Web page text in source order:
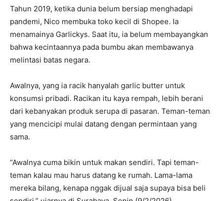
Tahun 2019, ketika dunia belum bersiap menghadapi
pandemi, Nico membuka toko kecil di Shopee. Ia
menamainya Garlickys. Saat itu, ia belum membayangkan
bahwa kecintaannya pada bumbu akan membawanya
melintasi batas negara.
Awalnya, yang ia racik hanyalah garlic butter untuk
konsumsi pribadi. Racikan itu kaya rempah, lebih berani
dari kebanyakan produk serupa di pasaran. Teman-teman
yang mencicipi mulai datang dengan permintaan yang
sama.
“Awalnya cuma bikin untuk makan sendiri. Tapi teman-
teman kalau mau harus datang ke rumah. Lama-lama
mereka bilang, kenapa nggak dijual saja supaya bisa beli